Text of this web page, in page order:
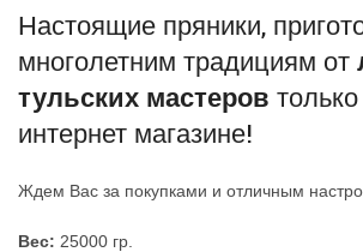
Настоящие пряники,
многолетним традициям от
тульских мастеров
интернет магазине!
Ждем Вас за покупками и отличным
Вес: 25000 гр.